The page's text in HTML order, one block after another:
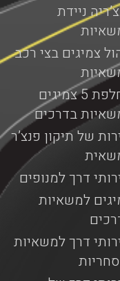
ניידת
צמיגים בצי רכב
החלפת 5 צמיגים
בדרכים
של תיקון פנצ’ר
דרך למנופים
למשאיות
דרך למשאיות